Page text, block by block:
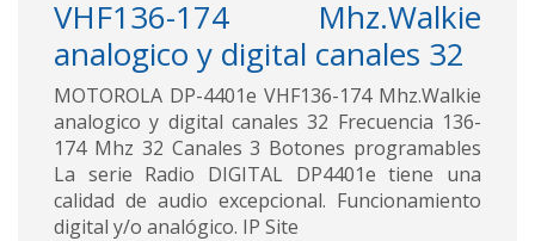
VHF136-174 Mhz.Walkie
analogico y digital canales 32
MOTOROLA DP-4401e VHF136-174 Mhz.Walkie
analogico y digital canales 32 Frecuencia 136-
174 Mhz 32 Canales 3 Botones programables
La serie Radio DIGITAL DP4401e tiene una
calidad de audio excepcional. Funcionamiento
digital y/o analógico. IP Site